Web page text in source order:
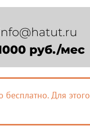
Для этого